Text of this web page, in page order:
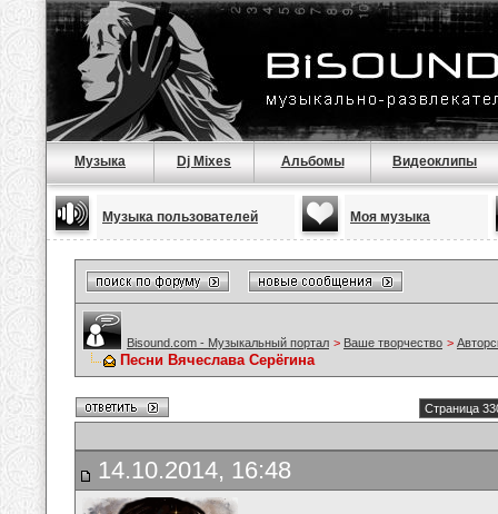
Музыка Dj Mixes Альбомы Видеоклипы
Музыка пользователей Моя музыка
Bisound.com - Музыкальный портал > Ваше творчество >
Песни Вячеслава Серёгина
Страница
14.10.2014, 16:48